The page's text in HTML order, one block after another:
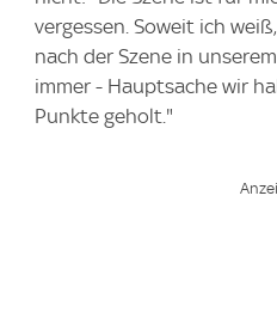
vergessen. Soweit ich
nach der Szene in
immer - Hauptsache wir
Punkte geholt."